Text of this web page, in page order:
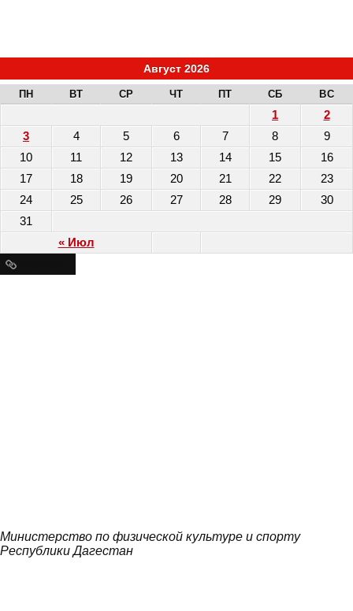
Август 2026
ПН ВТ СР ЧТ ПТ СБ ВС
« Июл
1
2
3
4 5 6 7 8
9
10
11 12 13 14 15
16
17
18 19 20 21 22
23
24
25 26 27 28 29
30
31
Министерство по физической культуре и спорту
Республики Дагестан